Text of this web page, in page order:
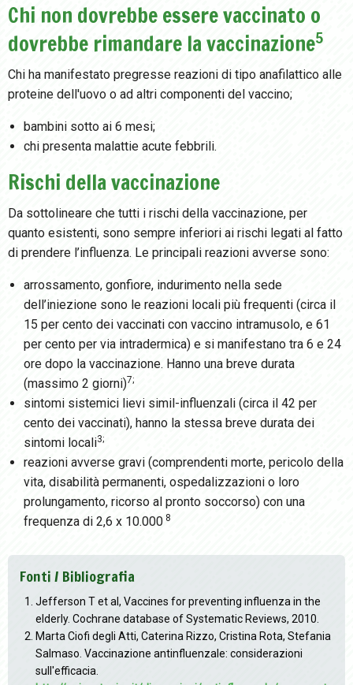
Chi non dovrebbe essere vaccinato o
dovrebbe rimandare la vaccinazione5
Chi ha manifestato pregresse reazioni di tipo anafilattico alle
proteine dell'uovo o ad altri componenti del vaccino;
bambini sotto ai 6 mesi;
chi presenta malattie acute febbrili.
Rischi della vaccinazione
Da sottolineare che tutti i rischi della vaccinazione, per
quanto esistenti, sono sempre inferiori ai rischi legati al fatto
di prendere l’influenza. Le principali reazioni avverse sono:
arrossamento, gonfiore, indurimento nella sede
dell’iniezione sono le reazioni locali più frequenti (circa il
15 per cento dei vaccinati con vaccino intramusolo, e 61
per cento per via intradermica) e si manifestano tra 6 e 24
ore dopo la vaccinazione. Hanno una breve durata
(massimo 2 giorni)7;
sintomi sistemici lievi simil-influenzali (circa il 42 per
cento dei vaccinati), hanno la stessa breve durata dei
sintomi locali3;
reazioni avverse gravi (comprendenti morte, pericolo della
vita, disabilità permanenti, ospedalizzazioni o loro
prolungamento, ricorso al pronto soccorso) con una
frequenza di 2,6 x 10.000 8
Fonti / Bibliografia
Jefferson T et al, Vaccines for preventing influenza in the
elderly. Cochrane database of Systematic Reviews, 2010.
Marta Ciofi degli Atti, Caterina Rizzo, Cristina Rota, Stefania
Salmaso. Vaccinazione antinfluenzale: considerazioni
sull'efficacia.